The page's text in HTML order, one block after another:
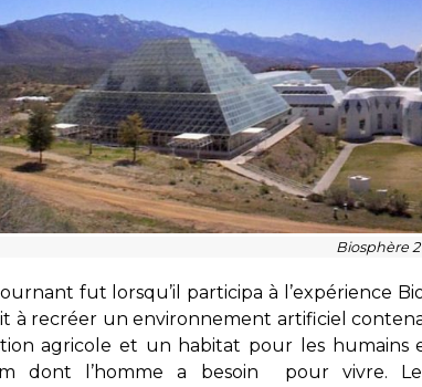
Biosphère 2
fut lorsqu’il participa à l’expérience
à recréer un environnement artificiel
agricole et un habitat pour les humains
dont l’homme a besoin pour vivre.